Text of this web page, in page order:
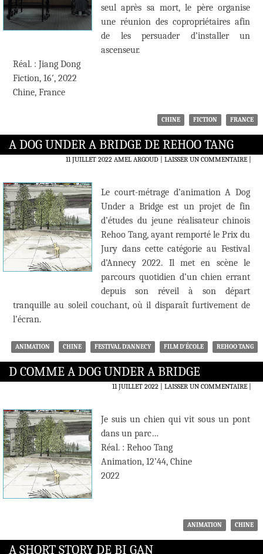
seul après sa mort, le père organise
une réunion des copropriétaires afin
de les persuader d’installer un
ascenseur.
Réal. : Jiang Dong
Fiction, 16′, 2022
Chine, France
CHINE FICTION FRANCE
A DOG UNDER A BRIDGE DE REHOO TANG
11 JUILLET 2022 AMEL ARGOUD LAISSER UN COMMENTAIRE|
Le court-métrage d’animation A Dog
Under a Bridge est un projet de fin
d’études du jeune réalisateur chinois
Rehoo Tang, ayant remporté le Prix du
Jury dans cette catégorie au Festival
d’Annecy 2022. Il met en scène le
parcours quotidien d’un chien errant
depuis son réveil à son départ
tranquille au soleil couchant, où il disparaît furtivement de
l’écran.
ANIMATION CHINE FESTIVAL D'ANNECY FILM D'ÉCOLE REHOO TANG
D COMME A DOG UNDER A BRIDGE
11 JUILLET 2022 LAISSER UN COMMENTAIRE|
Je suis un chien qui vit sous un pont
dans un parc…
Réal. : Rehoo Tang
Animation, 12’44, Chine
2022
ANIMATION CHINE
A SHORT STORY DE BI GAN